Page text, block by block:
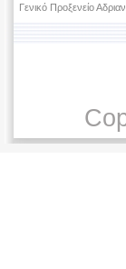
Γενικό Προξενείο